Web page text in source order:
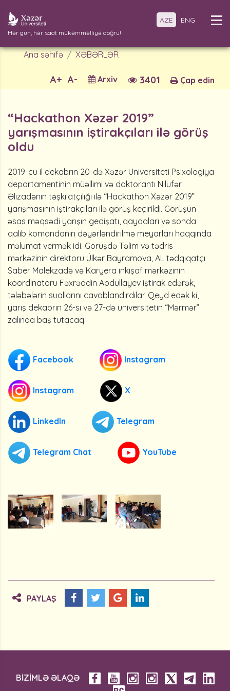
Hər gün, hər saat mükəmməlliyə doğru!
AZE ENG
Ana səhifə XƏBƏRLƏR
Çap edin
3401
Arxiv
A-
A+
“Hackathon Xəzər 2019”
yarışmasının iştirakçıları ilə görüş
oldu
2019-cu il dekabrın 20-də Xəzər Universiteti Psixologiya
departamentinin müəllimi və doktorantı Nilufər
Əlizadənin təşkilatçılığı ilə “Hackathon Xəzər 2019”
yarışmasının iştirakçıları ilə görüş keçirildi. Görüşün
əsas məqsədi yarışın gedişatı, qaydaları və sonda
qalib komandanın dəyərləndirilmə meyarları haqqında
məlumat vermək idi. Görüşdə Təlim və tədris
mərkəzinin direktoru Ülkər Bayramova, AL tədqiqatçı
Saber Malekzadə və Karyera inkişaf mərkəzinin
koordinatoru Fəxrəddin Abdullayev iştirak edərək,
tələbələrin suallarını cavablandırdılar. Qeyd edək ki,
yarış dekabrın 26-sı və 27-də universitetin “Mərmər”
zalında baş tutacaq.
Facebook Instagram
Instagram X
LinkedIn Telegram
Telegram Chat YouTube
PAYLAŞ
BİZİMLƏ ƏLAQƏ